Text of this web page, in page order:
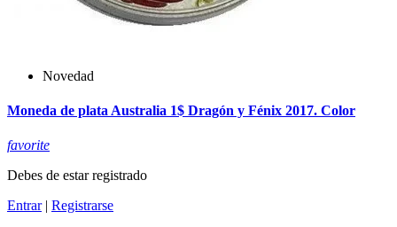
Novedad
Moneda de plata Australia 1$ Dragón y Fénix 2017. Color
favorite
Debes de estar registrado
Entrar| Registrarse